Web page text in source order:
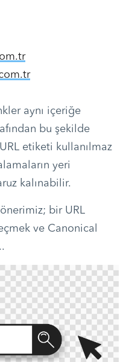
aynı içeriğe
bu şekilde
etiketi kullanılmaz
yeri
kalınabilir.
bir URL
ve Canonical